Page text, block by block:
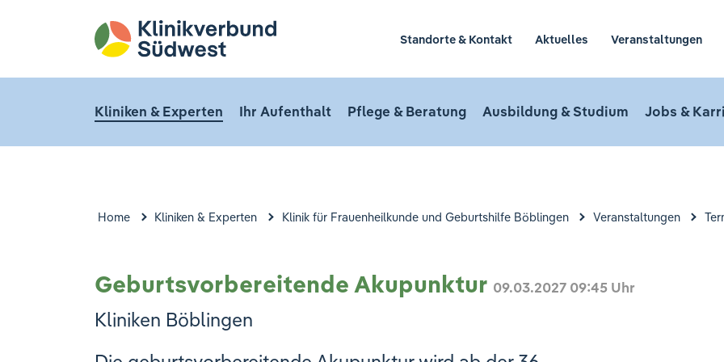
Standorte & Kontakt Aktuelles Veranstaltungen
Kliniken & Experten Ihr Aufenthalt Pflege & Beratung Ausbildung & Studium Jobs &
Home Kliniken & Experten Klinik für Frauenheilkunde und Geburtshilfe Böblingen Veranstaltungen
Geburtsvorbereitende Akupunktur 09.03.2027 09:45 Uhr
Kliniken Böblingen